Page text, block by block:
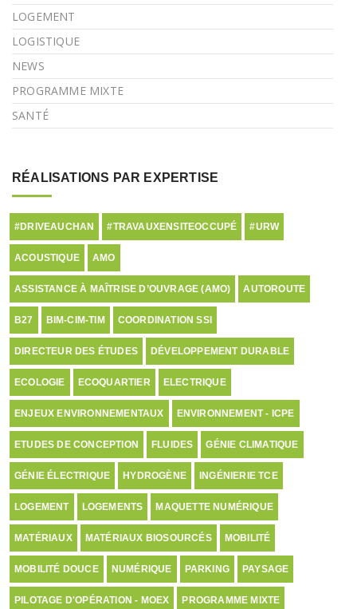
LOGEMENT
LOGISTIQUE
NEWS
PROGRAMME MIXTE
SANTÉ
RÉALISATIONS PAR EXPERTISE
#DRIVEAUCHAN #TRAVAUXENSITEOCCUPÉ #URW
ACOUSTIQUE AMO
ASSISTANCE À MAÎTRISE D’OUVRAGE (AMO) AUTOROUTE
B27 BIM-CIM-TIM COORDINATION SSI
DIRECTEUR DES ÉTUDES DÉVELOPPEMENT DURABLE
ECOLOGIE ECOQUARTIER ELECTRIQUE
ENJEUX ENVIRONNEMENTAUX ENVIRONNEMENT - ICPE
ETUDES DE CONCEPTION FLUIDES GÉNIE CLIMATIQUE
GÉNIE ÉLECTRIQUE HYDROGÈNE INGÉNIERIE TCE
LOGEMENT LOGEMENTS MAQUETTE NUMÉRIQUE
MATÉRIAUX MATÉRIAUX BIOSOURCÉS MOBILITÉ
MOBILITÉ DOUCE NUMÉRIQUE PARKING PAYSAGE
PILOTAGE D'OPÉRATION - MOEX PROGRAMME MIXTE